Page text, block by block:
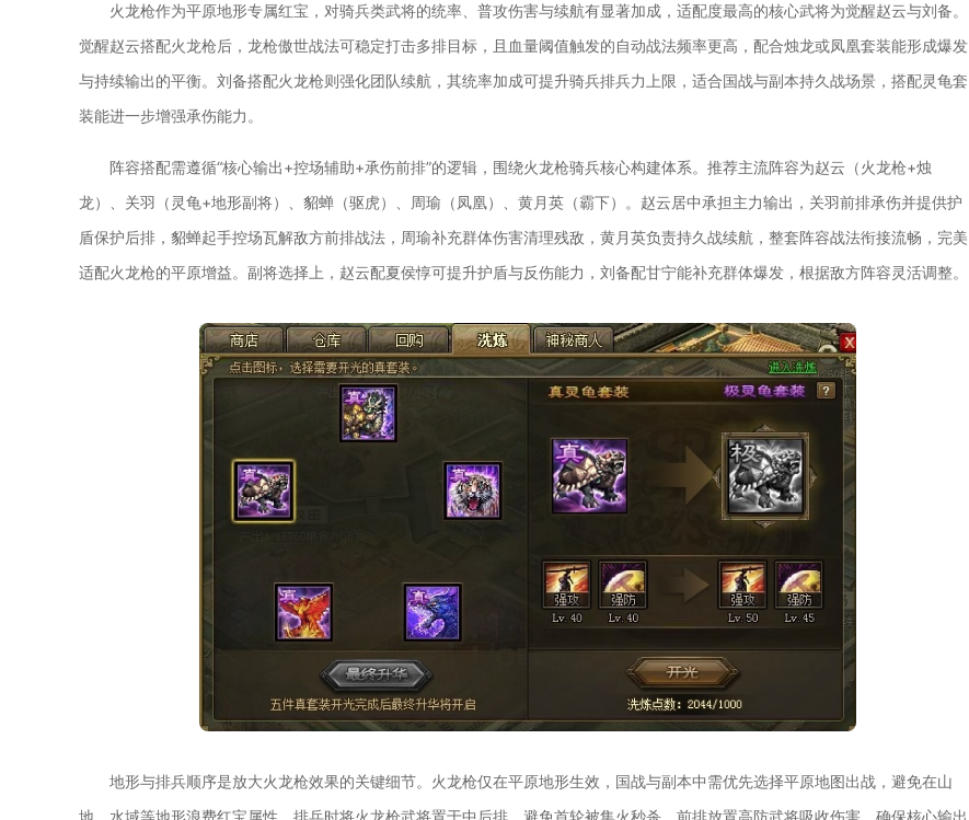
火龙枪作为平原地形专属红宝，对骑兵类武将的统率、普攻伤害与续航有显著加成，适配度最高的核心武将为觉醒赵云与刘备。
觉醒赵云搭配火龙枪后，龙枪傲世战法可稳定打击多排目标，且血量阈值触发的自动战法频率更高，配合烛龙或凤凰套装能形成爆发
与持续输出的平衡。刘备搭配火龙枪则强化团队续航，其统率加成可提升骑兵排兵力上限，适合国战与副本持久战场景，搭配灵龟套
装能进一步增强承伤能力。
阵容搭配需遵循“核心输出+控场辅助+承伤前排”的逻辑，围绕火龙枪骑兵核心构建体系。推荐主流阵容为赵云（火龙枪+烛
龙）、关羽（灵龟+地形副将）、貂蝉（驱虎）、周瑜（凤凰）、黄月英（霸下）。赵云居中承担主力输出，关羽前排承伤并提供护
盾保护后排，貂蝉起手控场瓦解敌方前排战法，周瑜补充群体伤害清理残敌，黄月英负责持久战续航，整套阵容战法衔接流畅，完美
适配火龙枪的平原增益。副将选择上，赵云配夏侯惇可提升护盾与反伤能力，刘备配甘宁能补充群体爆发，根据敌方阵容灵活调整。
地形与排兵顺序是放大火龙枪效果的关键细节。火龙枪仅在平原地形生效，国战与副本中需优先选择平原地图出战，避免在山